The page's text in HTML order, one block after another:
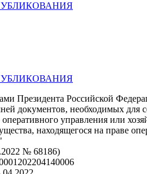
Президента Российской
документов, необходимых для
оперативного управления или
находящегося на праве
№ 68186)